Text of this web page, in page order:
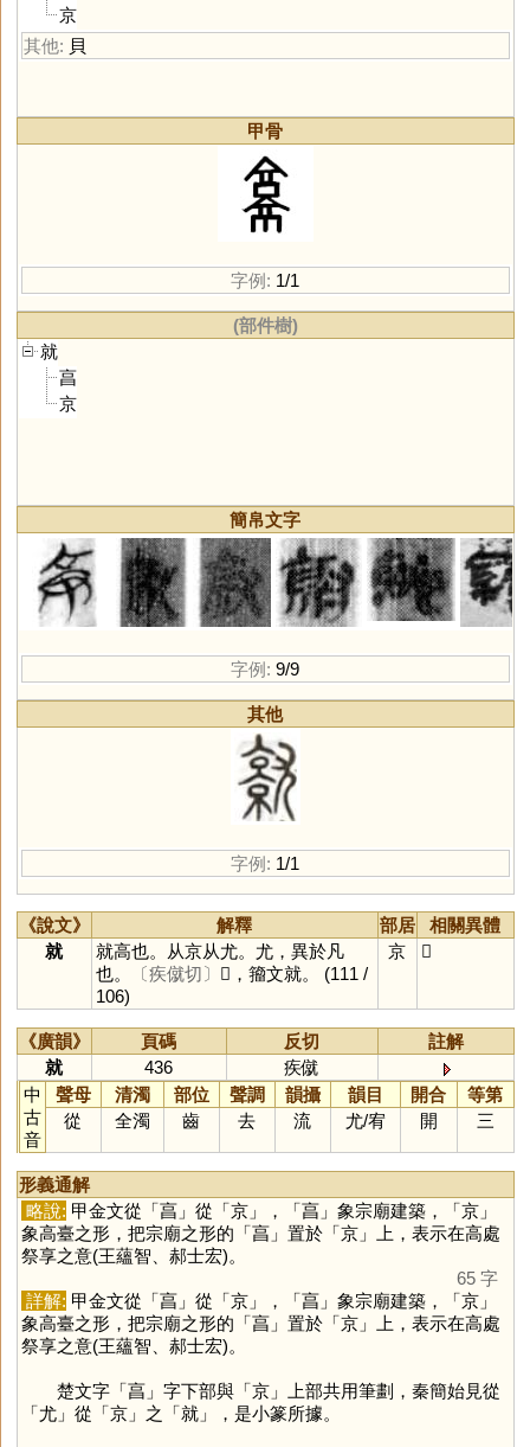
京
其他: 貝
甲骨
字例: 1/1
(部件樹)
就
亯
京
簡帛文字
字例: 9/9
其他
字例: 1/1
《說文》 解釋 部居
相關異體
就
就高也。从京从尤。尤，異於凡
也。
〔疾僦切〕 𡰜，籀文就。 (111 /
106)
京 𡰜
《廣韻》 頁碼 反切
註解
就
436
疾僦
中
古
音
聲母 清濁 部位 聲調 韻攝 韻目 開合
等第
從
全濁 齒 去 流 尤/宥 開 三
形義通解
略說: 甲金文從「亯」從「京」，「亯」象宗廟建築，「京」
象高臺之形，把宗廟之形的「亯」置於「京」上，表示在高處
祭享之意(王蘊智、郝士宏)。
65 字
詳解: 甲金文從「亯」從「京」，「亯」象宗廟建築，「京」
象高臺之形，把宗廟之形的「亯」置於「京」上，表示在高處
祭享之意(王蘊智、郝士宏)。
楚文字「亯」字下部與「京」上部共用筆劃，秦簡始見從
「尤」從「京」之「就」，是小篆所據。